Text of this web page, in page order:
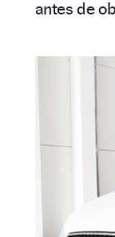
antes de